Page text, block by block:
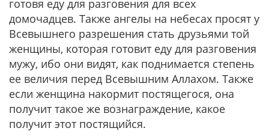
готовя еду для разговения для всех
домочадцев. Также ангелы на небесах просят у
Всевышнего разрешения стать друзьями той
женщины, которая готовит еду для разговения
мужу, ибо они видят, как поднимается степень
ее величия перед Всевышним Аллахом. Также
если женщина накормит постящегося, она
получит такое же вознаграждение, какое
получит этот постящийся.